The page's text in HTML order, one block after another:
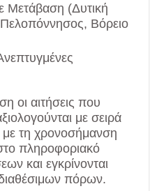
Μετάβαση (Δυτική
Βόρειο
οι αιτήσεις που
με σειρά
τη χρονοσήμανση
πληροφοριακό
και εγκρίνονται
πόρων.